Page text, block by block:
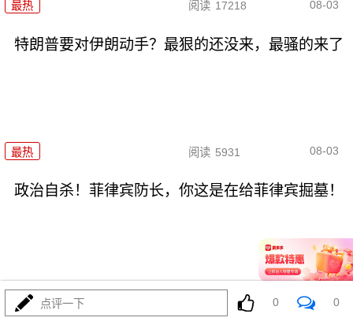
最热 阅读 17218 08-03
特朗普要对伊朗动手？最狠的还没来，最骚的来了
最热 阅读 5931 08-03
政治自杀！菲律宾防长，你这是在给菲律宾掘墓！
最热 6966 08-03
点评一下 0 0